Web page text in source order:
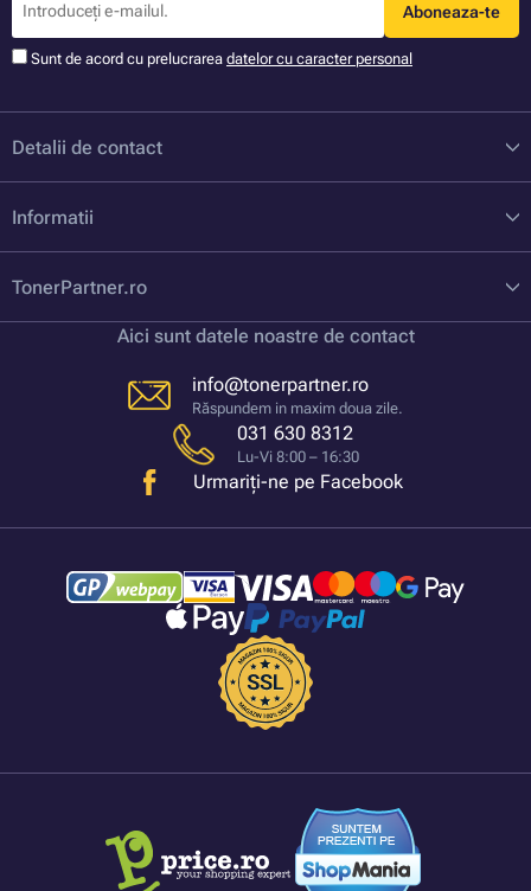
Aboneaza-te
Sunt de acord cu prelucrarea datelor cu caracter personal
Detalii de contact
Informatii
TonerPartner.ro
Aici sunt datele noastre de contact
info@tonerpartner.ro
Răspundem in maxim doua zile.
031 630 8312
Lu-Vi 8:00 – 16:30
Urmariți-ne pe Facebook